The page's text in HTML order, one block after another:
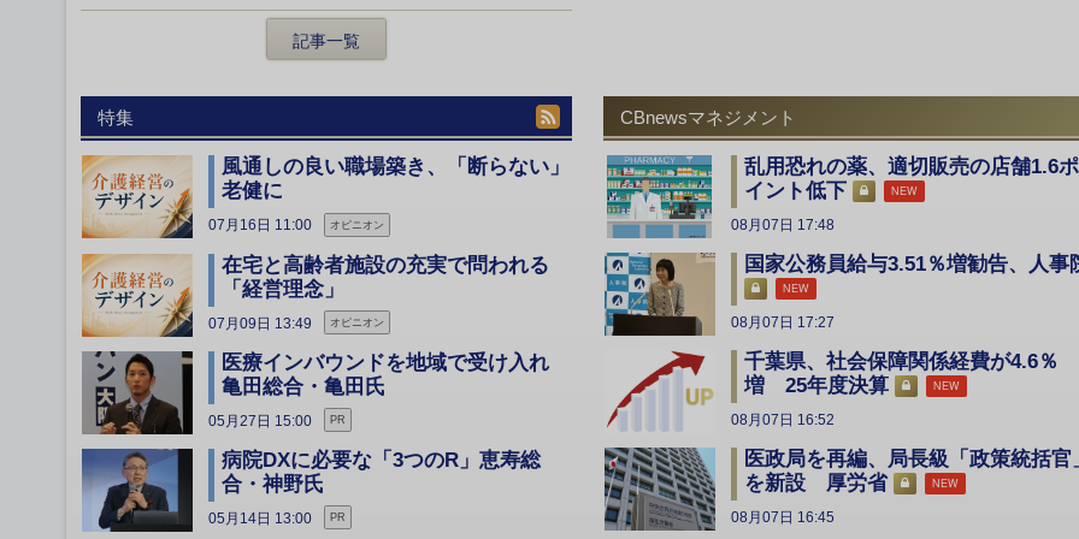
記事一覧
特集
風通しの良い職場築き、「断らない」
老健に
07月16日 11:00 オピニオン
在宅と高齢者施設の充実で問われる
「経営理念」
07月09日 13:49 オピニオン
医療インバウンドを地域で受け入れ
亀田総合・亀田氏
05月27日 15:00 PR
病院DXに必要な「3つのR」恵寿総
合・神野氏
05月14日 13:00 PR
CBnewsマネジメント
乱用恐れの薬、適切販売の店舗1.6ポ
イント低下
NEW
08月07日 17:48
国家公務員給与3.51％増勧告、人事
NEW
08月07日 17:27
千葉県、社会保障関係経費が4.6％
増 25年度決算
NEW
08月07日 16:52
医政局を再編、局長級「政策統括官
を新設 厚労省
NEW
08月07日 16:45